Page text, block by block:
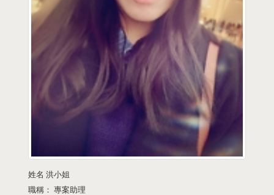
姓名 洪小姐
職稱： 專案助理